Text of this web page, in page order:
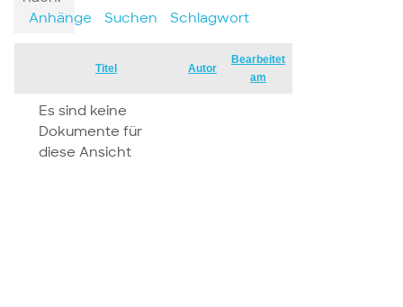
Anhänge
Suchen Schlagwort
Titel Autor
Bearbeitet
am
Es sind keine
Dokumente für
diese Ansicht